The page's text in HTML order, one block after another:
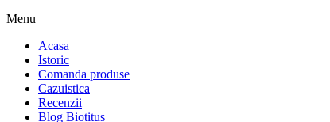
Menu
Acasa
Istoric
Comanda produse
Cazuistica
Recenzii
Blog Biotitus